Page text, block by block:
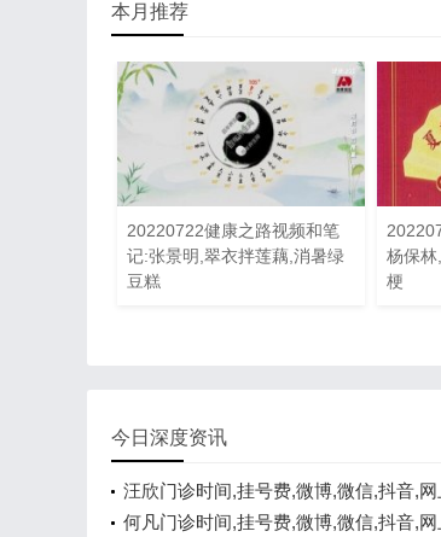
本月推荐
20220722健康之路视频和笔
记:张景明,翠衣拌莲藕,消暑绿
豆糕
杨保
梗
今日深度资讯
汪欣门诊时间,挂号费,微博,微信,抖音,
线咨询
何凡门诊时间,挂号费,微博,微信,抖音,